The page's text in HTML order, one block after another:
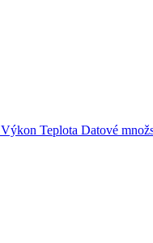
Výkon Teplota Datové